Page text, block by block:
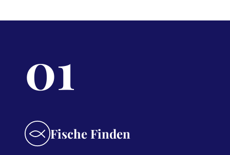
01
Fische Finden